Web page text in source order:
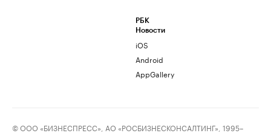
РБК
Новости
iOS
Android
AppGallery
© ООО «БИЗНЕСПРЕСС», АО «РОСБИЗНЕСКОНСАЛТИНГ», 1995–